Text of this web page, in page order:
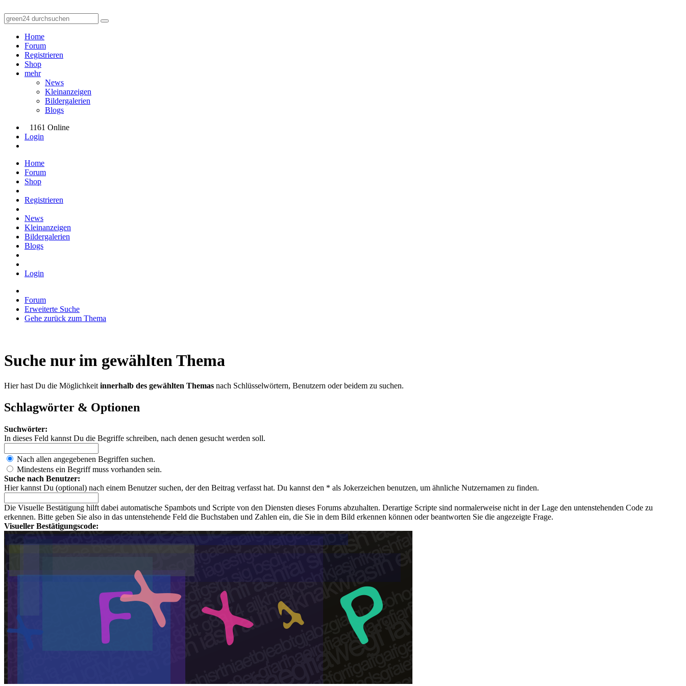
Home
Forum
Registrieren
Shop
mehr
News
Kleinanzeigen
Bildergalerien
Blogs
1161 Online
Login
Home
Forum
Shop
Registrieren
News
Kleinanzeigen
Bildergalerien
Blogs
Login
Forum
Erweiterte Suche
Gehe zurück zum Thema
Suche nur im gewählten Thema
Hier hast Du die Möglichkeit innerhalb des gewählten Themas nach Schlüsselwörtern, Benutzern oder beidem zu suchen.
Schlagwörter & Optionen
Suchwörter:
In dieses Feld kannst Du die Begriffe schreiben, nach denen gesucht werden soll.
Nach allen angegebenen Begriffen suchen.
Mindestens ein Begriff muss vorhanden sein.
Suche nach Benutzer:
Hier kannst Du (optional) nach einem Benutzer suchen, der den Beitrag verfasst hat. Du kannst den * als Jokerzeichen benutzen, um ähnliche Nutzernamen zu finden.
Die Visuelle Bestätigung hilft dabei automatische Spambots und Scripte von den Diensten dieses Forums abzuhalten. Derartige Scripte sind normalerweise nicht in der Lage den untenstehenden Code zu
erkennen. Bitte geben Sie also in das untenstehende Feld die Buchstaben und Zahlen ein, die Sie in dem Bild erkennen können oder beantworten Sie die angezeigte Frage.
Visueller Bestätigungscode: